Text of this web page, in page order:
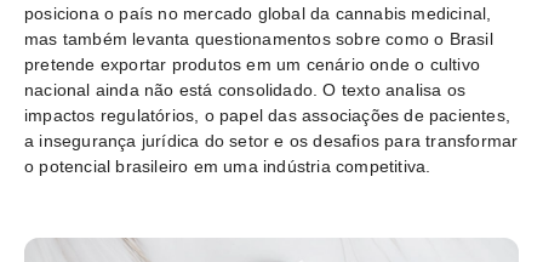
posiciona o país no mercado global da cannabis medicinal,
mas também levanta questionamentos sobre como o Brasil
pretende exportar produtos em um cenário onde o cultivo
nacional ainda não está consolidado. O texto analisa os
impactos regulatórios, o papel das associações de pacientes,
a insegurança jurídica do setor e os desafios para transformar
o potencial brasileiro em uma indústria competitiva.